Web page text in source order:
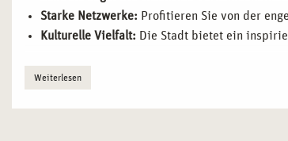
Starke Netzwerke: Profitieren Sie von der
Kulturelle Vielfalt: Die Stadt bietet ein
WARUM ESSEN DER IDEALE
Weiterlesen